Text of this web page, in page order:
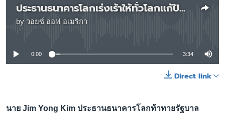
ประธานธนาคารโลกเร่งเร้าให้ทั่วโลกแก้ปัญหาความไม่เท่าเทียมทางเศรษฐกิจ
by วอยซ์ ออฟ อเมริกา
No media source currently available
0:00 3:34
Direct link
นาย Jim Yong Kim ประธานธนาคารโลกท้าทายรัฐบาล